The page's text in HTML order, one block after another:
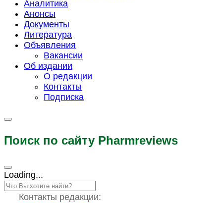
Аналитика
Анонсы
Документы
Литература
Объявления
Вакансии
Об издании
О редакции
Контакты
Подписка
Поиск по сайту Pharmreviews
Loading...
Контакты редакции: